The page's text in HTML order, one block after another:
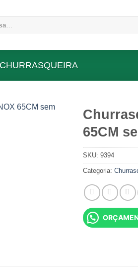
CHURRASQUEIRA
65CM
SKU: 9394
Categoria: